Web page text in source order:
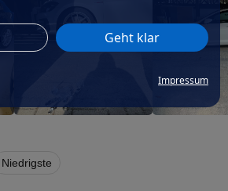
Geht klar
Impressum
18
45
(in mm)
(in
Niedrigste